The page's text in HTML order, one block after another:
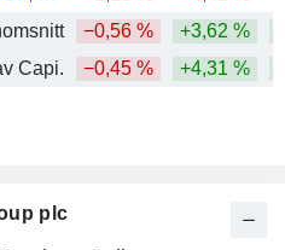
plc
−0,56 % +3,62 %
Capi.
−0,45 % +4,31 %